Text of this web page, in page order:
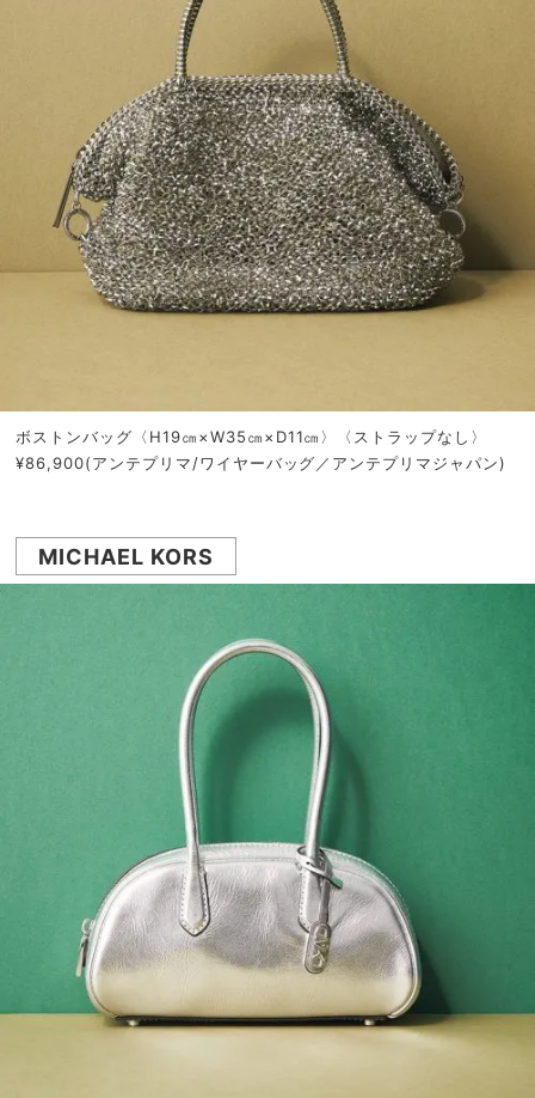
ボストンバッグ〈H19㎝×W35㎝×D11㎝〉〈ストラップなし〉
¥86,900(アンテプリマ/ワイヤーバッグ／アンテプリマジャパン)
MICHAEL KORS